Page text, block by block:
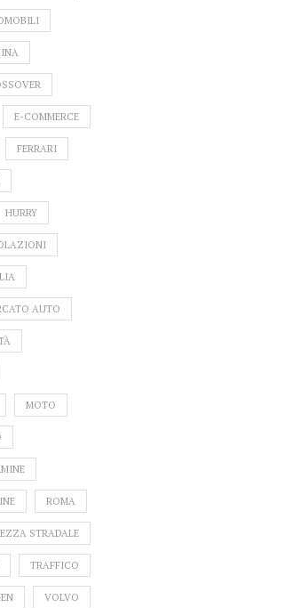
E-COMMERCE
FERRARI
HURRY
AUTO
MOTO
ROMA
STRADALE
TRAFFICO
VOLVO